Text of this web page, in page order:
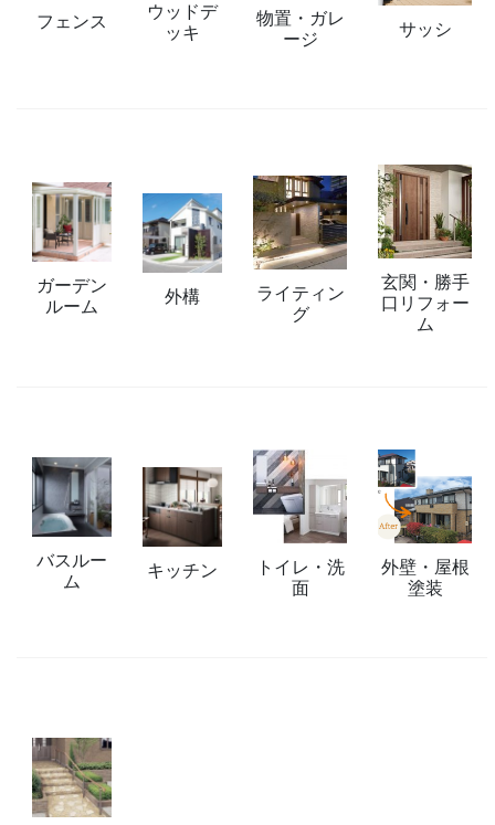
フェンス
ウッドデ
ッキ
物置・ガレ
ージ
サッシ
ガーデン
ルーム
外構
ライティン
グ
玄関・勝手
口リフォー
ム
バスルー
ム
キッチン
トイレ・洗
面
外壁・屋根
塗装